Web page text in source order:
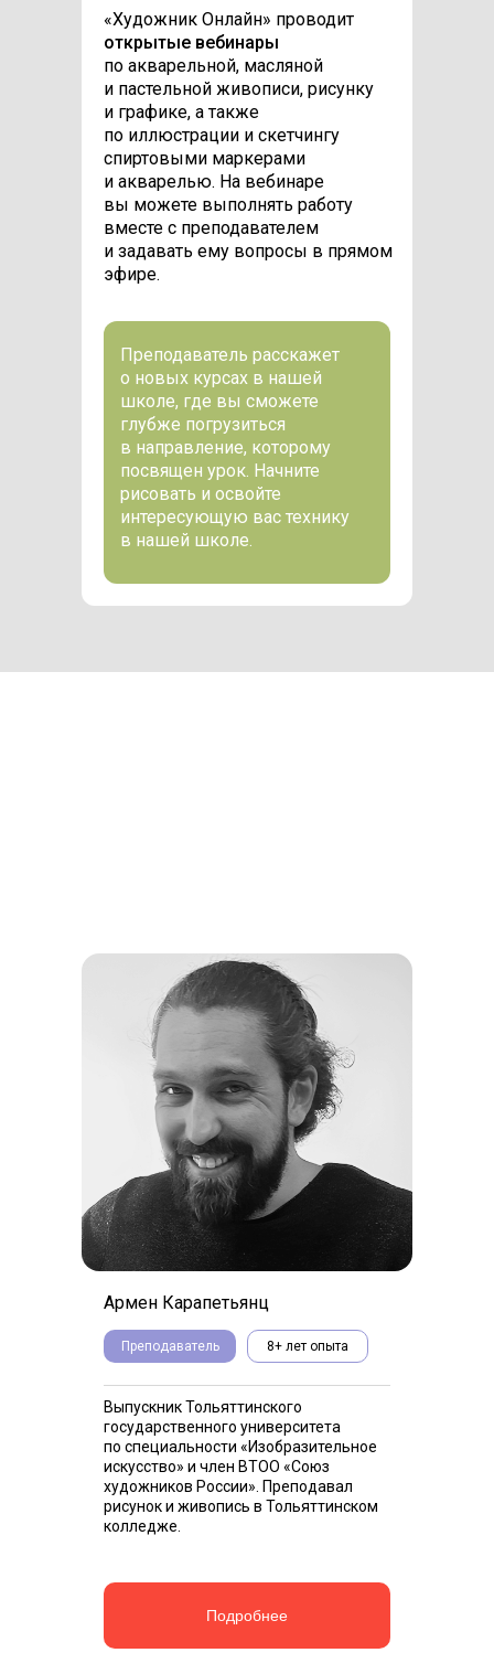
«Художник Онлайн» проводит
открытые вебинары
по акварельной, масляной
и пастельной живописи, рисунку
и графике, а также
по иллюстрации и скетчингу
спиртовыми маркерами
и акварелью. На вебинаре
вы можете выполнять работу
вместе с преподавателем
и задавать ему вопросы в прямом
эфире.
Преподаватель расскажет
о новых курсах в нашей
школе, где вы сможете
глубже погрузиться
в направление, которому
посвящен урок. Начните
рисовать и освойте
интересующую вас технику
в нашей школе.
Подробнее
8+ лет опыта
Армен Карапетьянц
Преподаватель
Выпускник Тольяттинского
государственного университета
по специальности «Изобразительное
искусство» и член ВТОО «Союз
художников России». Преподавал
рисунок и живопись в Тольяттинском
колледже.